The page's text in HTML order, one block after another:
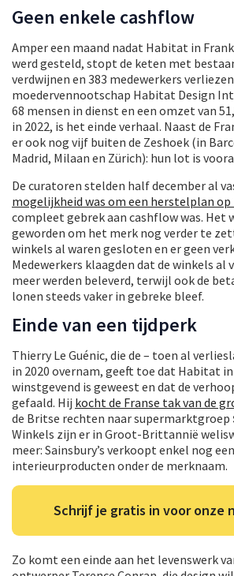
Geen enkele cashflow
Amper een maand nadat Habitat in
werd gesteld, stopt de keten met
verdwijnen en 383 medewerkers
moedervennootschap Habitat Design
68 mensen in dienst en een omzet van
in 2022, is het einde verhaal. Naast de
er ook nog vijf buiten de Zeshoek (in
Madrid, Milaan en Zürich): hun lot is
De curatoren stelden half december al
mogelijkheid was om een herstelplan
compleet gebrek aan cashflow was. Het
geworden om het merk nog verder te
winkels al waren gesloten en er geen
Medewerkers klaagden dat de winkels al
meer werden beleverd, terwijl ook de
lonen steeds vaker in gebreke bleef.
Einde van een tijdperk
Thierry Le Guénic, die de – toen al
in 2020 overnam, geeft toe dat Habitat
winstgevend is geweest en dat de
gefaald. Hij kocht de Franse tak van de
de Britse rechten naar supermarktgroep
Winkels zijn er in Groot-Brittannië
meer: Sainsbury’s verkoopt enkel nog
interieurproducten onder de merknaam.
Schrijf je gratis in voor onze
Zo komt een einde aan het levenswerk